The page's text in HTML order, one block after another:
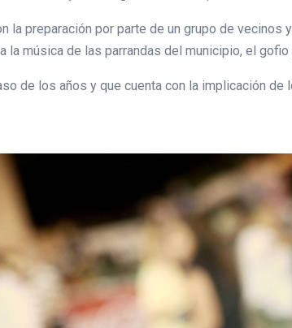
la preparación por parte de un grupo de
la música de las parrandas del municipio, el
de los años y que cuenta con la implicación